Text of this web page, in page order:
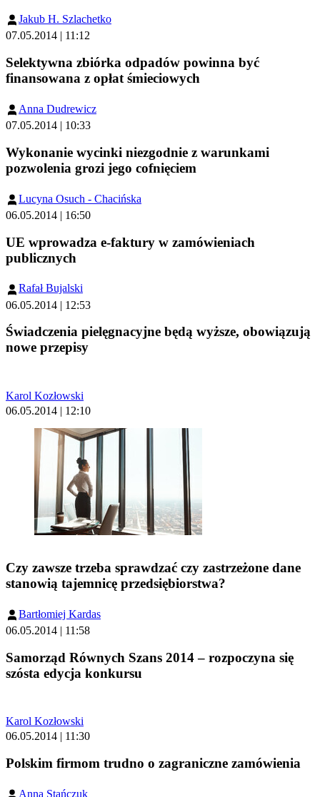
Jakub H. Szlachetko
07.05.2014 | 11:12
Selektywna zbiórka odpadów powinna być
finansowana z opłat śmieciowych
Anna Dudrewicz
07.05.2014 | 10:33
Wykonanie wycinki niezgodnie z warunkami
pozwolenia grozi jego cofnięciem
Lucyna Osuch - Chacińska
06.05.2014 | 16:50
UE wprowadza e-faktury w zamówieniach
publicznych
Rafał Bujalski
06.05.2014 | 12:53
Świadczenia pielęgnacyjne będą wyższe, obowiązują
nowe przepisy
Karol Kozłowski
06.05.2014 | 12:10
Czy zawsze trzeba sprawdzać czy zastrzeżone dane
stanowią tajemnicę przedsiębiorstwa?
Bartłomiej Kardas
06.05.2014 | 11:58
Samorząd Równych Szans 2014 – rozpoczyna się
szósta edycja konkursu
Karol Kozłowski
06.05.2014 | 11:30
Polskim firmom trudno o zagraniczne zamówienia
Anna Stańczuk